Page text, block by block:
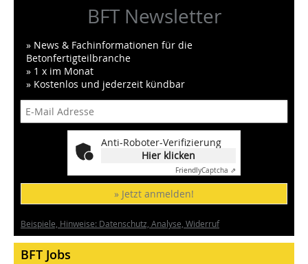
BFT Newsletter
» News & Fachinformationen für die
Betonfertigteilbranche
» 1 x im Monat
» Kostenlos und jederzeit kündbar
Anti-Roboter-Verifizierung
Hier klicken
FriendlyCaptcha ⇗
» Jetzt anmelden!
Beispiele, Hinweise: Datenschutz, Analyse, Widerruf
BFT Jobs